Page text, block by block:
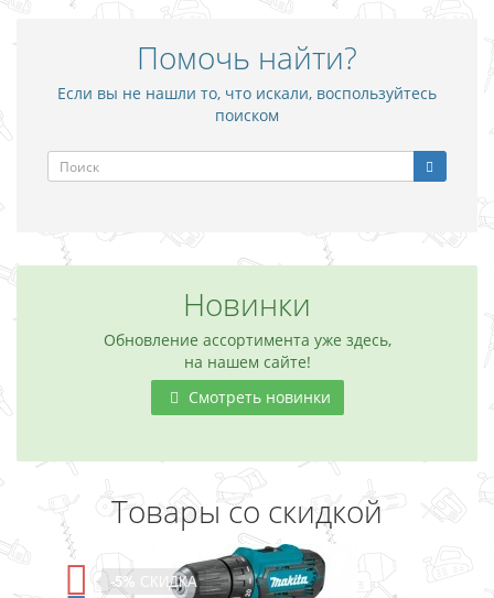
Помочь найти?
Если вы не нашли то, что искали, воспользуйтесь
поиском
Новинки
Обновление ассортимента уже здесь,
на нашем сайте!
Смотреть новинки
Товары со скидкой
-5% СКИДКА